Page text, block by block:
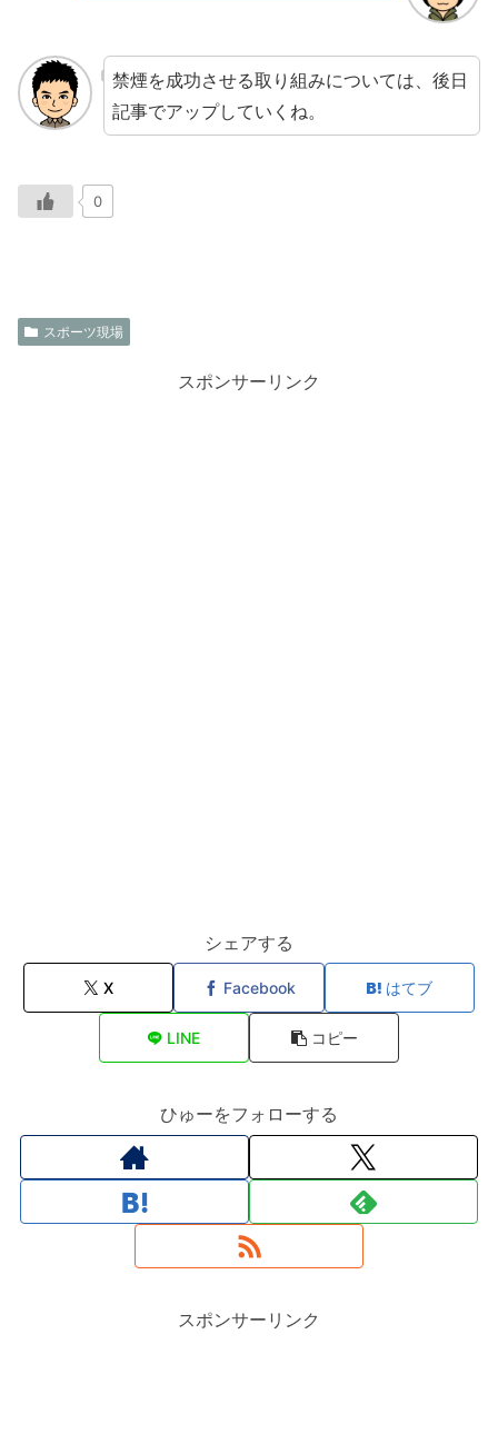
禁煙を成功させる取り組みについては、後日
記事でアップしていくね。
0
スポーツ現場
スポンサーリンク
シェアする
X Facebook はてブ
LINE コピー
ひゅーをフォローする
スポンサーリンク